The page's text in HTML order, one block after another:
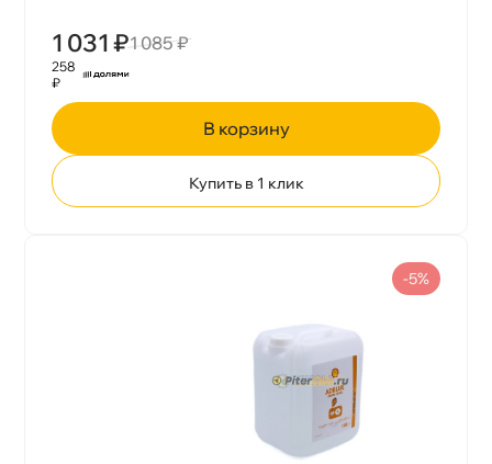
1 031 ₽1 085 ₽
258
₽
корзину
Купить в 1 клик
-5%